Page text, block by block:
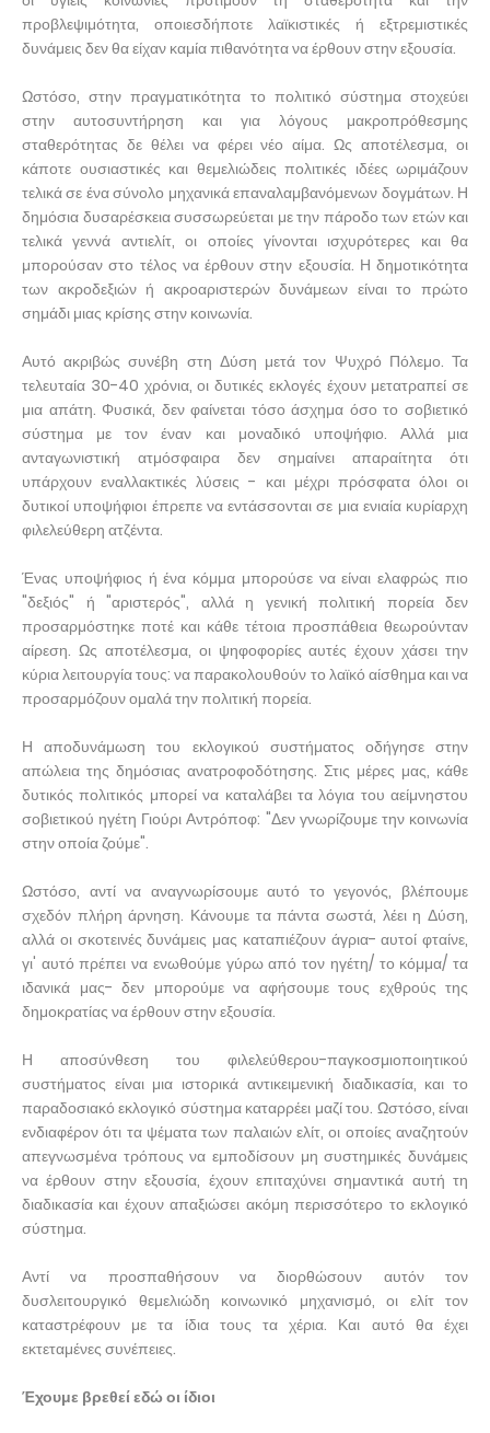
προβλεψιμότητα, οποιεσδήποτε λαϊκιστικές ή εξτρεμιστικές
δυνάμεις δεν θα είχαν καμία πιθανότητα να έρθουν στην εξουσία.
Ωστόσο, στην πραγματικότητα το πολιτικό σύστημα στοχεύει
στην αυτοσυντήρηση και για λόγους μακροπρόθεσμης
σταθερότητας δε θέλει να φέρει νέο αίμα. Ως αποτέλεσμα, οι
κάποτε ουσιαστικές και θεμελιώδεις πολιτικές ιδέες ωριμάζουν
τελικά σε ένα σύνολο μηχανικά επαναλαμβανόμενων δογμάτων. Η
δημόσια δυσαρέσκεια συσσωρεύεται με την πάροδο των ετών και
τελικά γεννά αντιελίτ, οι οποίες γίνονται ισχυρότερες και θα
μπορούσαν στο τέλος να έρθουν στην εξουσία. Η δημοτικότητα
των ακροδεξιών ή ακροαριστερών δυνάμεων είναι το πρώτο
σημάδι μιας κρίσης στην κοινωνία.
Αυτό ακριβώς συνέβη στη Δύση μετά τον Ψυχρό Πόλεμο. Τα
τελευταία 30-40 χρόνια, οι δυτικές εκλογές έχουν μετατραπεί σε
μια απάτη. Φυσικά, δεν φαίνεται τόσο άσχημα όσο το σοβιετικό
σύστημα με τον έναν και μοναδικό υποψήφιο. Αλλά μια
ανταγωνιστική ατμόσφαιρα δεν σημαίνει απαραίτητα ότι
υπάρχουν εναλλακτικές λύσεις - και μέχρι πρόσφατα όλοι οι
δυτικοί υποψήφιοι έπρεπε να εντάσσονται σε μια ενιαία κυρίαρχη
φιλελεύθερη ατζέντα.
Ένας υποψήφιος ή ένα κόμμα μπορούσε να είναι ελαφρώς πιο
"δεξιός" ή "αριστερός", αλλά η γενική πολιτική πορεία δεν
προσαρμόστηκε ποτέ και κάθε τέτοια προσπάθεια θεωρούνταν
αίρεση. Ως αποτέλεσμα, οι ψηφοφορίες αυτές έχουν χάσει την
κύρια λειτουργία τους: να παρακολουθούν το λαϊκό αίσθημα και να
προσαρμόζουν ομαλά την πολιτική πορεία.
Η αποδυνάμωση του εκλογικού συστήματος οδήγησε στην
απώλεια της δημόσιας ανατροφοδότησης. Στις μέρες μας, κάθε
δυτικός πολιτικός μπορεί να καταλάβει τα λόγια του αείμνηστου
σοβιετικού ηγέτη Γιούρι Αντρόποφ: "Δεν γνωρίζουμε την κοινωνία
στην οποία ζούμε".
Ωστόσο, αντί να αναγνωρίσουμε αυτό το γεγονός, βλέπουμε
σχεδόν πλήρη άρνηση. Κάνουμε τα πάντα σωστά, λέει η Δύση,
αλλά οι σκοτεινές δυνάμεις μας καταπιέζουν άγρια- αυτοί φταίνε,
γι' αυτό πρέπει να ενωθούμε γύρω από τον ηγέτη/ το κόμμα/ τα
ιδανικά μας- δεν μπορούμε να αφήσουμε τους εχθρούς της
δημοκρατίας να έρθουν στην εξουσία.
Η αποσύνθεση του φιλελεύθερου-παγκοσμιοποιητικού
συστήματος είναι μια ιστορικά αντικειμενική διαδικασία, και το
παραδοσιακό εκλογικό σύστημα καταρρέει μαζί του. Ωστόσο, είναι
ενδιαφέρον ότι τα ψέματα των παλαιών ελίτ, οι οποίες αναζητούν
απεγνωσμένα τρόπους να εμποδίσουν μη συστημικές δυνάμεις
να έρθουν στην εξουσία, έχουν επιταχύνει σημαντικά αυτή τη
διαδικασία και έχουν απαξιώσει ακόμη περισσότερο το εκλογικό
σύστημα.
Αντί να προσπαθήσουν να διορθώσουν αυτόν τον
δυσλειτουργικό θεμελιώδη κοινωνικό μηχανισμό, οι ελίτ τον
καταστρέφουν με τα ίδια τους τα χέρια. Και αυτό θα έχει
εκτεταμένες συνέπειες.
Έχουμε βρεθεί εδώ οι ίδιοι